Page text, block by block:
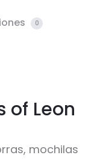
0
of Leon
mochilas